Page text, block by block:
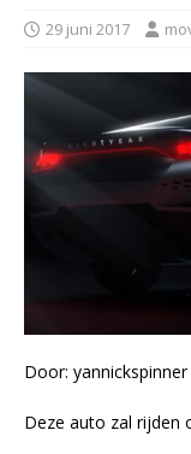
29 juni 2017
Door:
Deze auto zal rijden